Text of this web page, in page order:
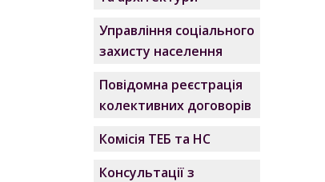
Управління соціального
захисту населення
Повідомна реєстрація
колективних договорів
Комісія ТЕБ та НС
Консультації з